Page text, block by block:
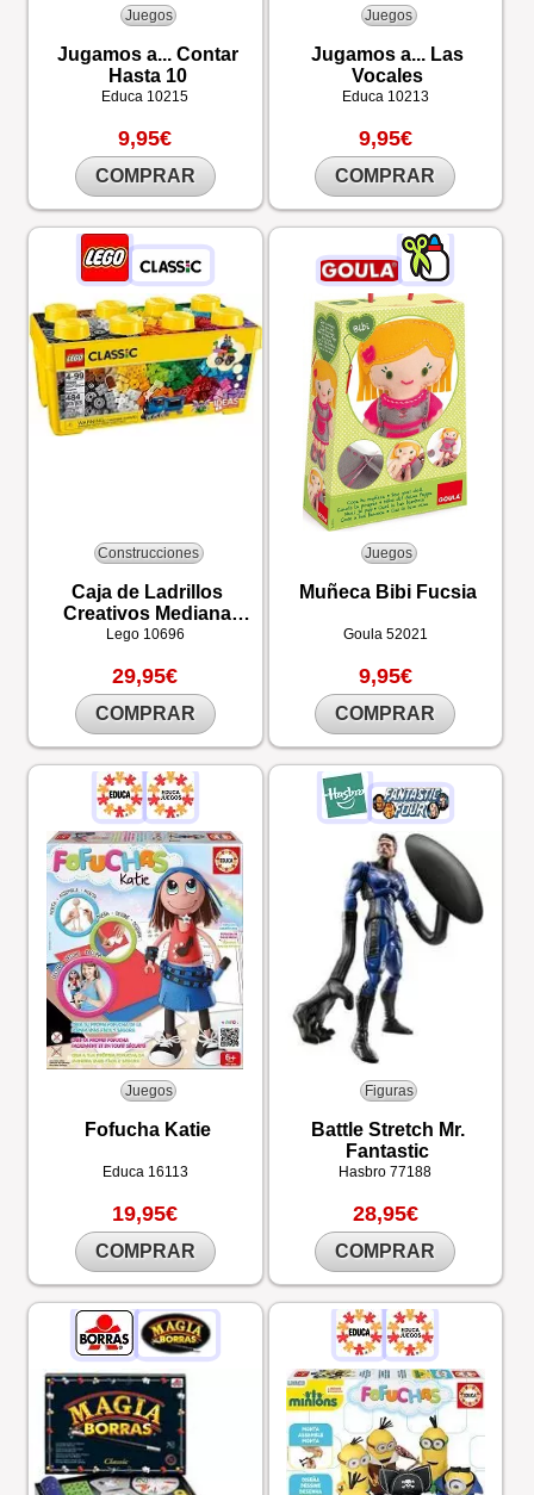
Juegos
Jugamos a... Contar
Hasta 10
Educa 10215
9,95€
COMPRAR
Juegos
Jugamos a... Las
Vocales
Educa 10213
9,95€
COMPRAR
Construcciones
Caja de Ladrillos
Creativos Mediana
LEGO®
Lego 10696
29,95€
COMPRAR
Juegos
Muñeca Bibi Fucsia
Goula 52021
9,95€
COMPRAR
Juegos
Fofucha Katie
Educa 16113
19,95€
COMPRAR
Figuras
Battle Stretch Mr.
Fantastic
Hasbro77188
28,95€
COMPRAR